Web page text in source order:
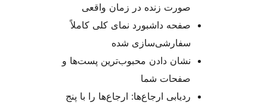
صورت زنده در زمان واقعی
صفحه داشبورد نمای کلی کاملاً
سفارشی‌سازی شده
نشان دادن محبوب‌ترین پست‌ها و
ردیابی ارجاع‌ها: ارجاع‌ها را با پنج